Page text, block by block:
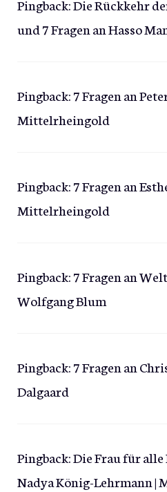
Pingback:Die Rückkehr
und 7 Fragen an Hasso
Pingback:7 Fragen an
Mittelrheingold
Pingback:7 Fragen an
Mittelrheingold
Pingback:7 Fragen an
Wolfgang Blum
Pingback:7 Fragen an
Dalgaard
Pingback:Die Frau für alle
Nadya König-Lehrmann